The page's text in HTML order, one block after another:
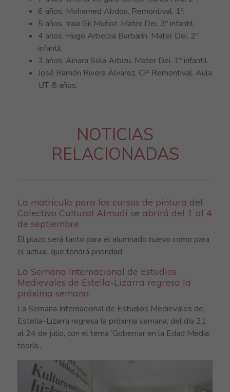
6 años. Mohamed Abdou. Remontival. 1º.
5 años. Iraia Gil Muñoz. Mater Dei. 3º infantil.
4 años. Hugo Arbeloa Barbarin. Mater Dei. 2º
infantil.
3 años. Ainara Sola Arbizu. Mater Dei. 1º infantil.
José Ramón Rivera Álvarez. CP Remontival. Aula
UT. 8 años.
NOTICIAS
RELACIONADAS
La matrícula para los cursos de pintura del
Colectivo Cultural Almudí se abrirá del 1 al 4
de septiembre
El plazo será tanto para el alumnado nuevo como para
el actual, que tendrá prioridad
La Semana Internacional de Estudios
Medievales de Estella-Lizarra regresa la
próxima semana
La Semana Internacional de Estudios Medievales de
Estella-Lizarra regresa la próxima semana, del día 21
al 24 de julio, con el tema ‘Gobernar en la Edad Media:
teoría...